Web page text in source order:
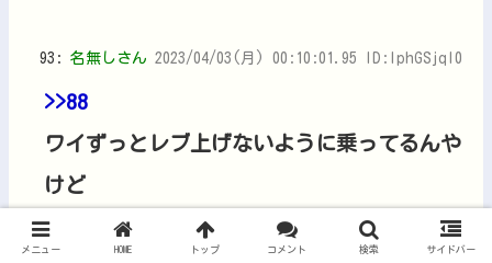
93: 名無しさん 2023/04/03(月) 00:10:01.95 ID:lphGSjqI0
>>88
ワイずっとレブ上げないように乗ってるんや
けど
オイル見たらいつも焦茶色なんやがこれ普通
メニュー HOME トップ コメント 検索 サイドバー